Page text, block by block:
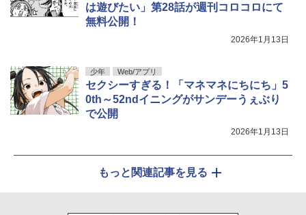
は遊びたい」第28話が週刊コロコロにて
無料公開！
2026年1月13日
少年 Web/アプリ
セクシーすぎる！「マネマネにちにち」5
0th～52ndイニングがサンデーうぇぶり
で公開
2026年1月13日
もっと関連記事を見る